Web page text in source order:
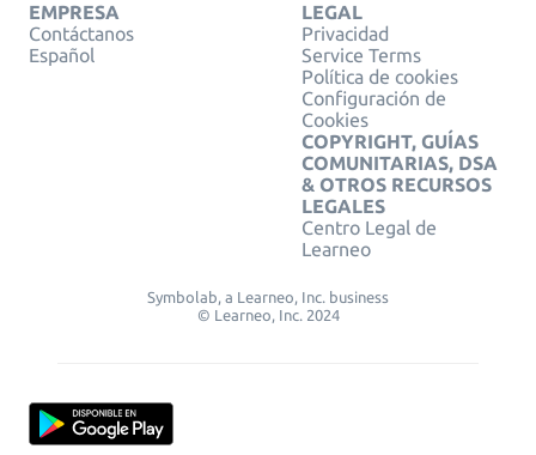
EMPRESA
Contáctanos
Español
LEGAL
Privacidad
Service Terms
Política de cookies
Configuración de
Cookies
COPYRIGHT, GUÍAS
COMUNITARIAS, DSA
& OTROS RECURSOS
LEGALES
Centro Legal de
Learneo
Symbolab, a Learneo, Inc. business
© Learneo, Inc. 2024